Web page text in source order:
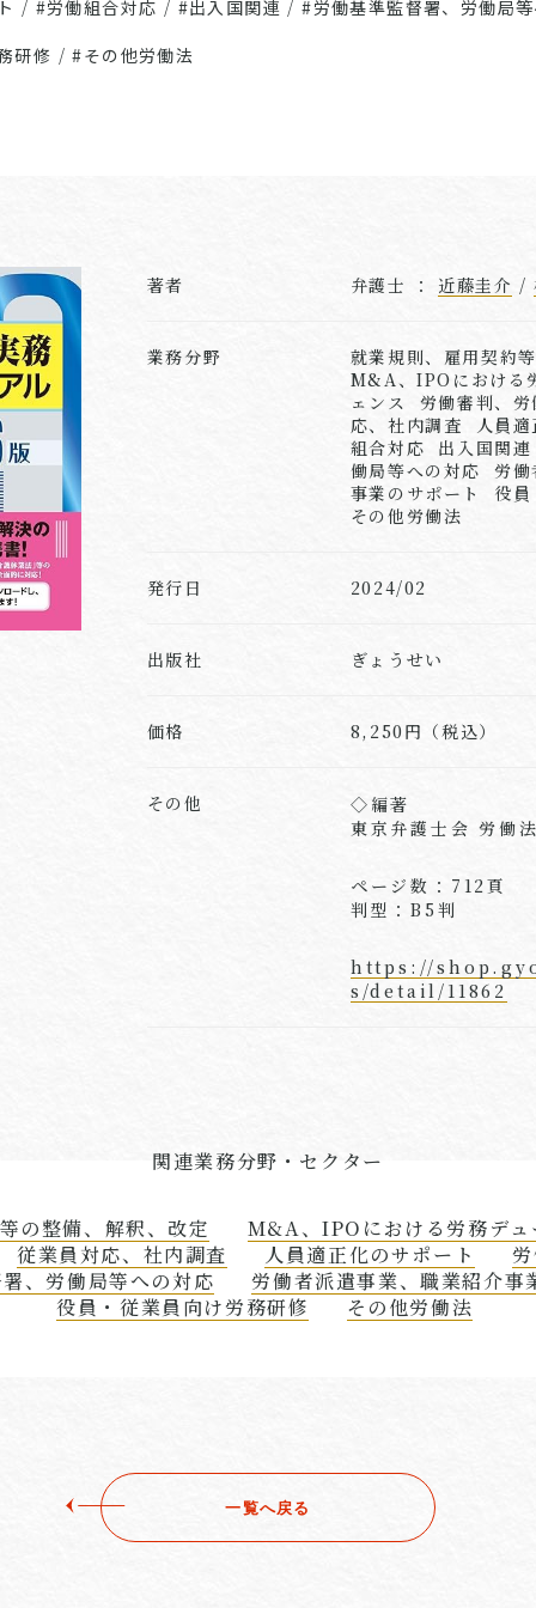
/ #労働組合対応 / #出入国関連 /#労働基準監督署、労働局
研修 /#その他労働法
著者 弁護士 ： 近藤圭介 /
業務分野
就業規則、雇用契約
M&A、IPOにおける
ェンス 労働審判、
応、社内調査 人員
組合対応 出入国関
働局等への対応 労働
事業のサポート 役
その他労働法
発行日 2024/02
出版社 ぎょうせい
価格 8,250円（税込）
その他
◇編著
東京弁護士会 労働
ページ数：712頁
判型：B5判
https://
s/detail/11862
関連業務分野・セクター
の整備、解釈、改定
M&A、IPOにおける労務デュ
従業員対応、社内調査
人員適正化のサポート
、労働局等への対応
労働者派遣事業、職業紹介事
役員・従業員向け労務研修
その他労働法
一覧へ戻る